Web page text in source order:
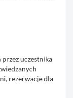
uczestnika
rezerwacje dla